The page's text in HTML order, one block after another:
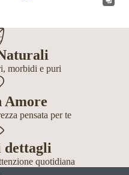
morbidi e puri
Amore
pensata per te
dettagli
quotidiana